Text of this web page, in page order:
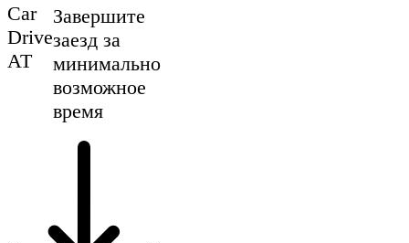
Car
Drive
AT
Завершите
заезд за
минимально
возможное
время